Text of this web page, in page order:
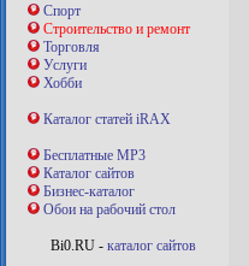
Спорт
Строительство и ремонт
Торговля
Услуги
Хобби
Каталог статей iRAX
Бесплатные MP3
Каталог сайтов
Бизнес-каталог
Обои на рабочий стол
Bi0.RU - каталог сайтов